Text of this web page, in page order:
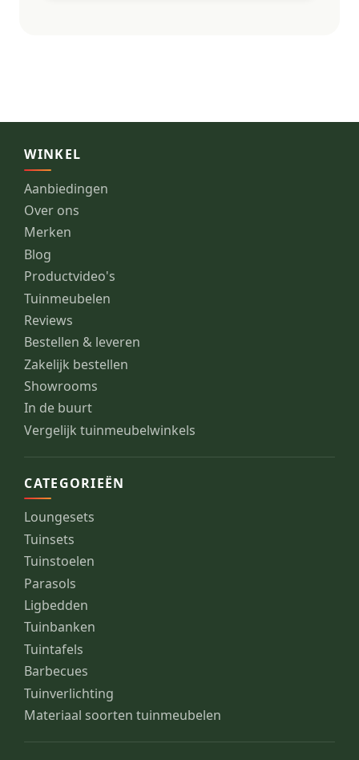
WINKEL
Aanbiedingen
Over ons
Merken
Blog
Productvideo's
Tuinmeubelen
Reviews
Bestellen & leveren
Zakelijk bestellen
Showrooms
In de buurt
Vergelijk tuinmeubelwinkels
CATEGORIEËN
Loungesets
Tuinsets
Tuinstoelen
Parasols
Ligbedden
Tuinbanken
Tuintafels
Barbecues
Tuinverlichting
Materiaal soorten tuinmeubelen